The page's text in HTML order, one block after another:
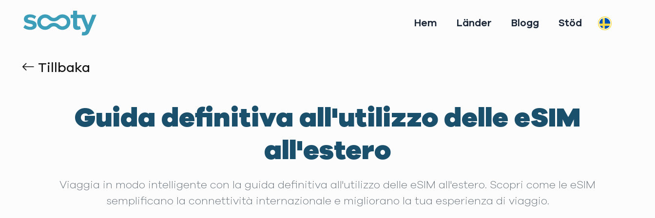
Hem Länder Blogg Stöd
Tillbaka
Guida definitiva all'utilizzo delle eSIM
all'estero
Viaggia in modo intelligente con la guida definitiva all'utilizzo delle eSIM all'estero. Scopri come le eSIM
semplificano la connettività internazionale e migliorano la tua esperienza di viaggio.